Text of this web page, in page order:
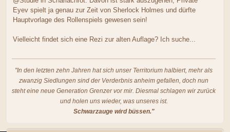
Eyev spielt ja genau zur Zeit von Sherlock Holmes und dürfte
Hauptvorlage des Rollenspiels gewesen sein!
Vielleicht findet sich eine Rezi zur alten Auflage? Ich suche...
"In den letzten zehn Jahren hat sich unser Territorium halbiert, mehr als
zwanzig Siedlungen sind der Verderbnis anheim gefallen, doch nun
steht eine neue Generation Grenzer vor mir. Diesmal schlagen wir zurück
und holen uns wieder, was unseres ist.
Schwarzauge wird büssen."